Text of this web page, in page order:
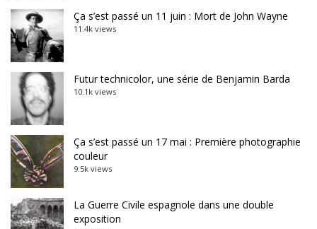
Ça s’est passé un 11 juin : Mort de John Wayne
11.4k views
Futur technicolor, une série de Benjamin Barda
10.1k views
Ça s’est passé un 17 mai : Première photographie
couleur
9.5k views
La Guerre Civile espagnole dans une double
exposition